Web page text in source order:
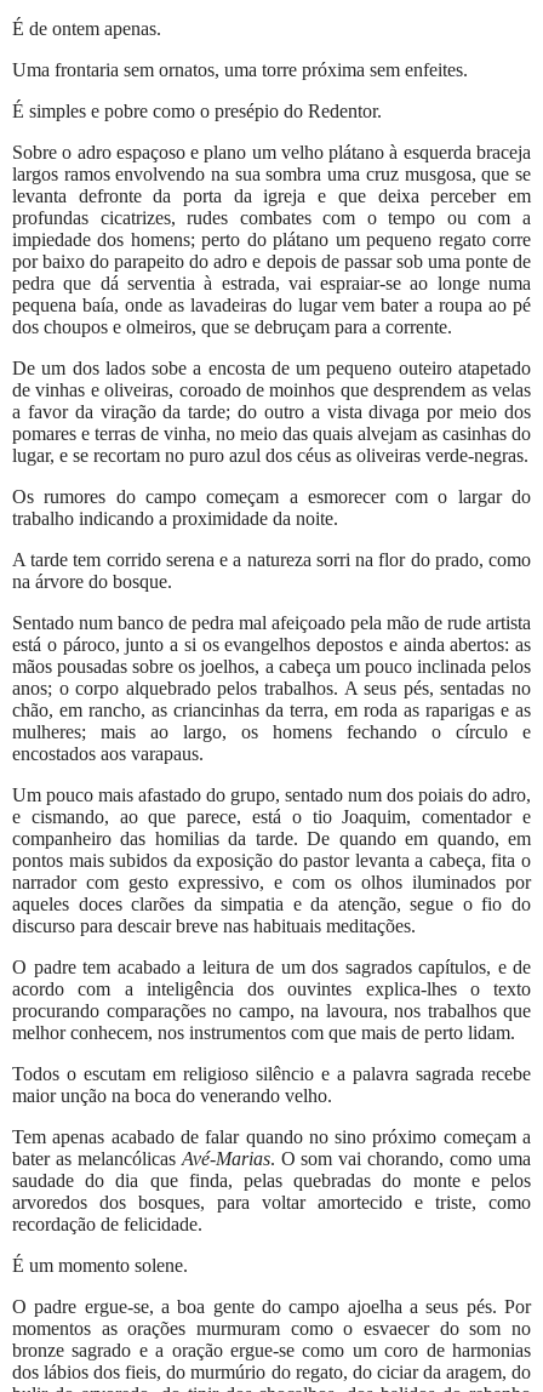
É de ontem apenas.
Uma frontaria sem ornatos, uma torre próxima sem enfeites.
É simples e pobre como o presépio do Redentor.
Sobre o adro espaçoso e plano um velho plátano à esquerda braceja
largos ramos envolvendo na sua sombra uma cruz musgosa, que se
levanta defronte da porta da igreja e que deixa perceber em
profundas cicatrizes, rudes combates com o tempo ou com a
impiedade dos homens; perto do plátano um pequeno regato corre
por baixo do parapeito do adro e depois de passar sob uma ponte de
pedra que dá serventia à estrada, vai espraiar-se ao longe numa
pequena baía, onde as lavadeiras do lugar vem bater a roupa ao pé
dos choupos e olmeiros, que se debruçam para a corrente.
De um dos lados sobe a encosta de um pequeno outeiro atapetado
de vinhas e oliveiras, coroado de moinhos que desprendem as velas
a favor da viração da tarde; do outro a vista divaga por meio dos
pomares e terras de vinha, no meio das quais alvejam as casinhas do
lugar, e se recortam no puro azul dos céus as oliveiras verde-negras.
Os rumores do campo começam a esmorecer com o largar do
trabalho indicando a proximidade da noite.
A tarde tem corrido serena e a natureza sorri na flor do prado, como
na árvore do bosque.
Sentado num banco de pedra mal afeiçoado pela mão de rude artista
está o pároco, junto a si os evangelhos depostos e ainda abertos: as
mãos pousadas sobre os joelhos, a cabeça um pouco inclinada pelos
anos; o corpo alquebrado pelos trabalhos. A seus pés, sentadas no
chão, em rancho, as criancinhas da terra, em roda as raparigas e as
mulheres; mais ao largo, os homens fechando o círculo e
encostados aos varapaus.
Um pouco mais afastado do grupo, sentado num dos poiais do adro,
e cismando, ao que parece, está o tio Joaquim, comentador e
companheiro das homilias da tarde. De quando em quando, em
pontos mais subidos da exposição do pastor levanta a cabeça, fita o
narrador com gesto expressivo, e com os olhos iluminados por
aqueles doces clarões da simpatia e da atenção, segue o fio do
discurso para descair breve nas habituais meditações.
O padre tem acabado a leitura de um dos sagrados capítulos, e de
acordo com a inteligência dos ouvintes explica-lhes o texto
procurando comparações no campo, na lavoura, nos trabalhos que
melhor conhecem, nos instrumentos com que mais de perto lidam.
Todos o escutam em religioso silêncio e a palavra sagrada recebe
maior unção na boca do venerando velho.
Tem apenas acabado de falar quando no sino próximo começam a
bater as melancólicas Avé-Marias. O som vai chorando, como uma
saudade do dia que finda, pelas quebradas do monte e pelos
arvoredos dos bosques, para voltar amortecido e triste, como
recordação de felicidade.
É um momento solene.
O padre ergue-se, a boa gente do campo ajoelha a seus pés. Por
momentos as orações murmuram como o esvaecer do som no
bronze sagrado e a oração ergue-se como um coro de harmonias
dos lábios dos fieis, do murmúrio do regato, do ciciar da aragem, do